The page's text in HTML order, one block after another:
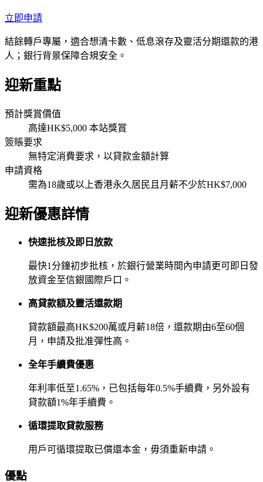
立即申請
結餘轉戶專屬，適合想清卡數、低息滾存及靈活分期還款的港
人；銀行背景保障合規安全。
迎新重點
預計獎賞價值
高達HK$5,000 本站獎賞
簽賬要求
無特定消費要求，以貸款金額計算
申請資格
需為18歲或以上香港永久居民且月薪不少於HK$7,000
迎新優惠詳情
快速批核及即日放款
最快1分鐘初步批核，於銀行營業時間內申請更可即日發
放資金至信銀國際戶口。
高貸款額及靈活還款期
貸款額最高HK$200萬或月薪18倍，還款期由6至60個
月，申請及批准彈性高。
全年手續費優惠
年利率低至1.65%，已包括每年0.5%手續費，另外設有
貸款額1%年手續費。
循環提取貸款服務
用戶可循環提取已償還本金，毋須重新申請。
優點